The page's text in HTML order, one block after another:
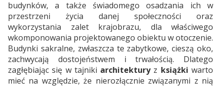
budynków, a także świadomego osadzania ich w
przestrzeni życia danej społeczności oraz
wykorzystania zalet krajobrazu, dla właściwego
wkomponowania projektowanego obiektu w otoczenie.
Budynki sakralne, zwłaszcza te zabytkowe, cieszą oko,
zachwycają dostojeństwem i trwałością. Dlatego
zagłębiając się w tajniki architekturyz książki warto
mieć na względzie, że nierozłącznie związanymi z nią